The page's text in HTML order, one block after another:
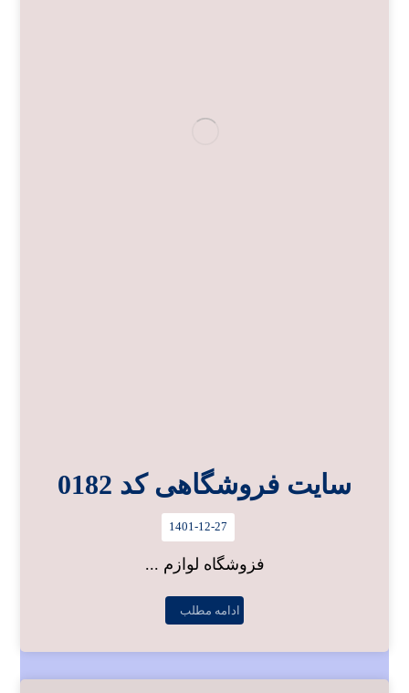
سایت فروشگاهی کد 0182
1401-12-27
فزوشگاه لوازم ...
ادامه مطلب